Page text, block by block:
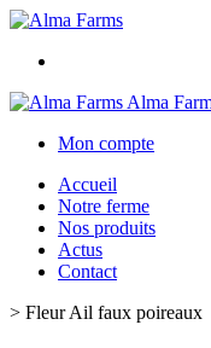
Alma
Mon compte
Accueil
Notre ferme
Nos produits
Actus
Contact
> Fleur Ail faux poireaux